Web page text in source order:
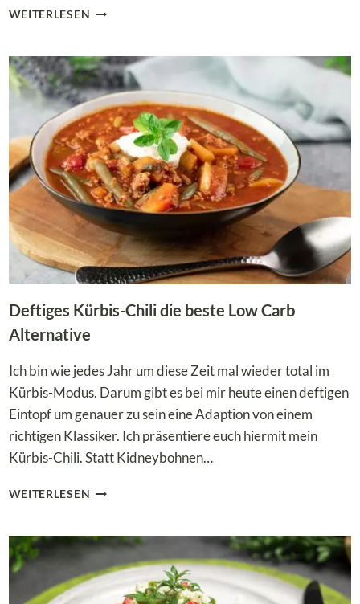
WEITERLESEN ASIATISCHE
WENIG
KOHLENHYDRATEN!
Deftiges Kürbis-Chili die beste Low Carb
Alternative
Ich bin wie jedes Jahr um diese Zeit mal wieder total im
Kürbis-Modus. Darum gibt es bei mir heute einen deftigen
Eintopf um genauer zu sein eine Adaption von einem
richtigen Klassiker. Ich präsentiere euch hiermit mein
Kürbis-Chili. Statt Kidneybohnen…
WEITERLESEN DEFTIGES
DIE
LOW
CARB